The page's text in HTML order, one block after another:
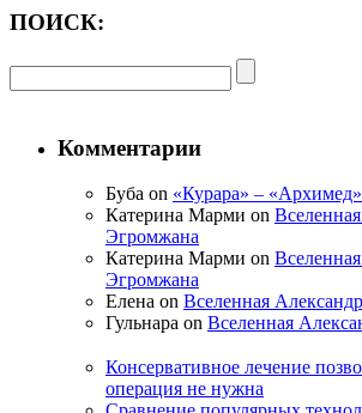
ПОИСК:
Комментарии
Буба on «Курара» –
Катерина Марми on
Эгромжана
Катерина Марми on
Эгромжана
Елена on Вселенная
Гульнара on Вселенная
Консервативное лечение
операция не нужна